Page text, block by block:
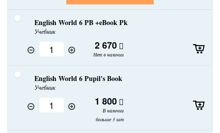
English World 6 PB +eBook Pk
Учебник
2 670
Нет в наличии
English World 6 Pupil's Book
Учебник
1 800
В наличии
больше 3 шт